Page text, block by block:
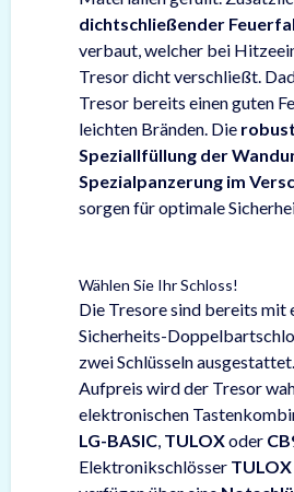
dichtschließender
verbaut, welcher bei
Tresor dicht verschließt.
Tresor bereits einen guten
leichten Bränden. Die
Speziallfüllung der
Spezialpanzerung im
sorgen für optimale
Wählen Sie Ihr Schloss!
Die Tresore sind bereits mit
Sicherheits-
zwei Schlüsseln
Aufpreis wird der Tresor
elektronischen
LG-BASIC TULOXoder
Elektronikschlösser TULOX